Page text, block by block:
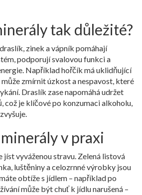
tak důležité?
zinek a vápník pomáhají
podporují svalovou funkci a
Například hořčík má uklidňující
může zmírnit úzkost a nespavost, které
Draslík zase napomáhá udržet
což je klíčové po konzumaci alkoholu,
v praxi
jíst vyváženou stravu. Zelená listová
luštěniny a celozrnné výrobky jsou
obtíže s jídlem – například po
může být chuť k jídlu narušená –